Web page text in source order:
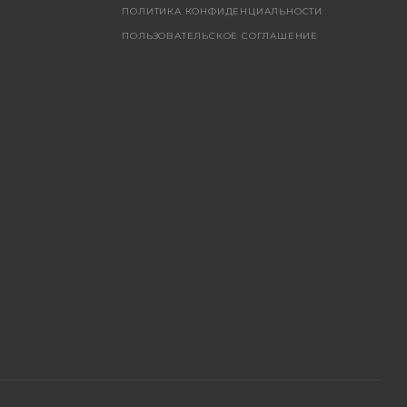
ПОЛИТИКА КОНФИДЕНЦИАЛЬНОСТИ
ПОЛЬЗОВАТЕЛЬСКОЕ СОГЛАШЕНИЕ